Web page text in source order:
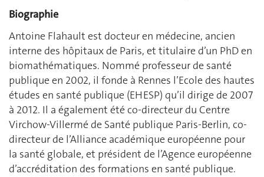
Biographie
Antoine Flahault est docteur en médecine, ancien
interne des hôpitaux de Paris, et titulaire d’un PhD en
biomathématiques. Nommé professeur de santé
publique en 2002, il fonde à Rennes l’Ecole des hautes
études en santé publique (EHESP) qu’il dirige de 2007
à 2012. Il a également été co-directeur du Centre
Virchow-Villermé de Santé publique Paris-Berlin, co-
directeur de l’Alliance académique européenne pour
la santé globale, et président de l’Agence européenne
d’accréditation des formations en santé publique.